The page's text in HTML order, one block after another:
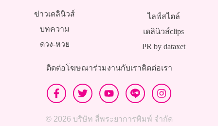
ข่าวเดลินิวส์
บทความ
ดวง-หวย
ไลฟ์สไตล์
เดลินิวส์clips
PR by dataxet
ติดต่อโฆษณาร่วมงานกับเราติดต่อเรา
© 2026 บริษัท สี่พระยาการพิมพ์ จำกัด